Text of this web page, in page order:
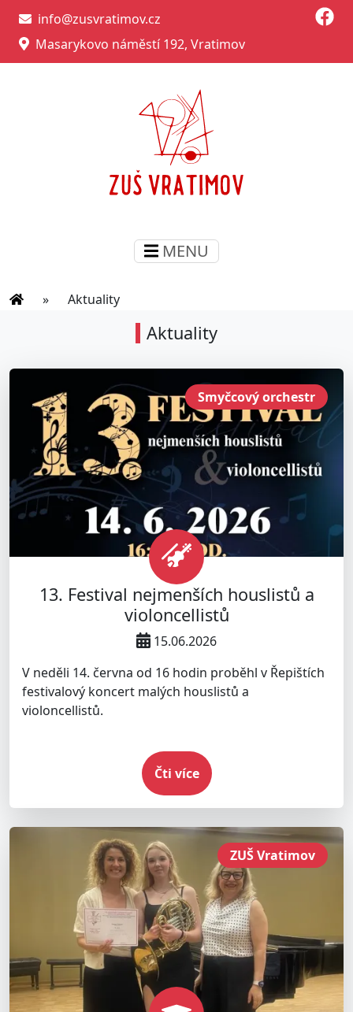
info@zusvratimov.cz
Masarykovo náměstí 192, Vratimov
MENU
» Aktuality
Aktuality
13. Festival nejmenších houslistů a
violoncellistů
15.06.2026
V neděli 14. června od 16 hodin proběhl v Řepištích
festivalový koncert malých houslistů a
violoncellistů.
Čti více
Smyčcový orchestr
ZUŠ Vratimov